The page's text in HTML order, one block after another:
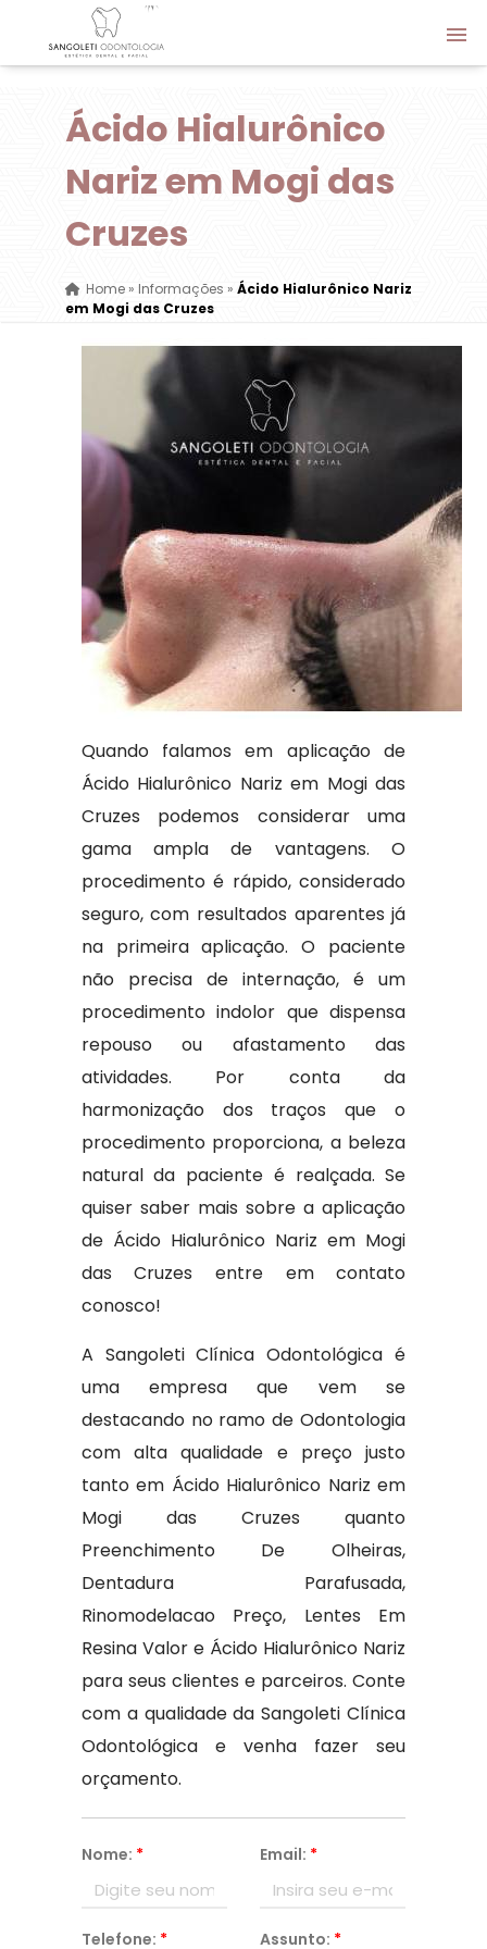
Ácido Hialurônico
Nariz em Mogi das
Cruzes
Home» Informações » Ácido Hialurônico Nariz
em Mogi das Cruzes
Quando falamos em aplicação de
Ácido Hialurônico Nariz em Mogi das
Cruzes podemos considerar uma
gama ampla de vantagens. O
procedimento é rápido, considerado
seguro, com resultados aparentes já
na primeira aplicação. O paciente
não precisa de internação, é um
procedimento indolor que dispensa
repouso ou afastamento das
atividades. Por conta da
harmonização dos traços que o
procedimento proporciona, a beleza
natural da paciente é realçada. Se
quiser saber mais sobre a aplicação
de Ácido Hialurônico Nariz em Mogi
das Cruzes entre em contato
conosco!
A Sangoleti Clínica Odontológica é
uma empresa que vem se
destacando no ramo de Odontologia
com alta qualidade e preço justo
tanto em Ácido Hialurônico Nariz em
Mogi das Cruzes quanto
Preenchimento De Olheiras,
Dentadura Parafusada,
Rinomodelacao Preço, Lentes Em
Resina Valor e Ácido Hialurônico Nariz
para seus clientes e parceiros. Conte
com a qualidade da Sangoleti Clínica
Odontológica e venha fazer seu
orçamento.
Nome: * Email: *
Telefone: * Assunto: *